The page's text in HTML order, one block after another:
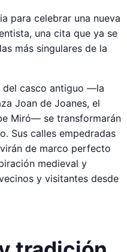
para celebrar una nueva
una cita que ya se
más singulares de la
del casco antiguo —la
Joan de Joanes, el
Miró— se transformarán
Sus calles empedradas
de marco perfecto
medieval y
y visitantes desde